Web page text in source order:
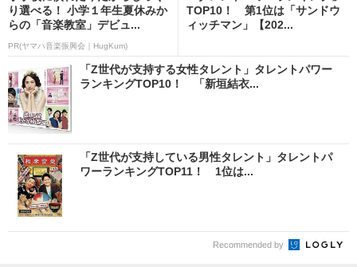
り選べる！ 小学１年生夏休みか
らの「音楽教室」デビュ...
PR(ヤマハ音楽振興会｜HugKum)
TOP10！ 第1位は「サンドウ
ィッチマン」【202...
「Z世代が支持する女性タレント」タレントパワー
ランキングTOP10！ 「新垣結衣...
「Z世代が支持している男性タレント」タレントパ
ワーランキングTOP11！ 1位は...
Recommended by